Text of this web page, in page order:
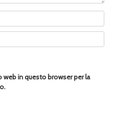
in questo browser per la